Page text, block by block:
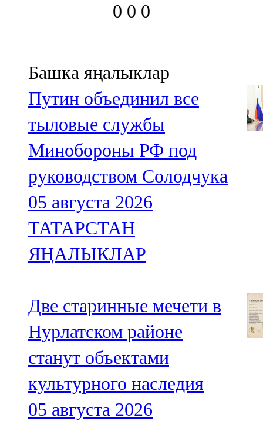
0 0 0
Башка яңалыклар
Путин объединил все
тыловые службы
Минобороны РФ под
руководством Солодчука
05 августа 2026
ТАТАРСТАН
ЯҢАЛЫКЛАР
Две старинные мечети в
Нурлатском районе
станут объектами
культурного наследия
05 августа 2026